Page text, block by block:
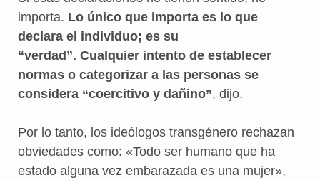
importa. Lo único que importa es lo que
declara el individuo; es su
“verdad”. Cualquier intento de establecer
normas o categorizar a las personas se
considera “coercitivo y dañino”, dijo.
Por lo tanto, los ideólogos transgénero rechazan
obviedades como: «Todo ser humano que ha
estado alguna vez embarazada es una mujer»,